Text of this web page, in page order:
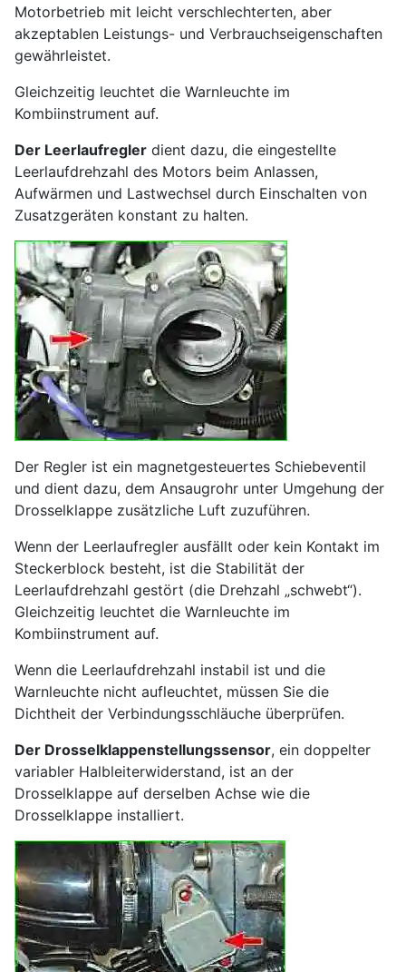
Motorbetrieb mit leicht verschlechterten, aber
akzeptablen Leistungs- und Verbrauchseigenschaften
gewährleistet.
Gleichzeitig leuchtet die Warnleuchte im
Kombiinstrument auf.
Der Leerlaufregler dient dazu, die eingestellte
Leerlaufdrehzahl des Motors beim Anlassen,
Aufwärmen und Lastwechsel durch Einschalten von
Zusatzgeräten konstant zu halten.
Der Regler ist ein magnetgesteuertes Schiebeventil
und dient dazu, dem Ansaugrohr unter Umgehung der
Drosselklappe zusätzliche Luft zuzuführen.
Wenn der Leerlaufregler ausfällt oder kein Kontakt im
Steckerblock besteht, ist die Stabilität der
Leerlaufdrehzahl gestört (die Drehzahl „schwebt“).
Gleichzeitig leuchtet die Warnleuchte im
Kombiinstrument auf.
Wenn die Leerlaufdrehzahl instabil ist und die
Warnleuchte nicht aufleuchtet, müssen Sie die
Dichtheit der Verbindungsschläuche überprüfen.
Der Drosselklappenstellungssensor, ein doppelter
variabler Halbleiterwiderstand, ist an der
Drosselklappe auf derselben Achse wie die
Drosselklappe installiert.